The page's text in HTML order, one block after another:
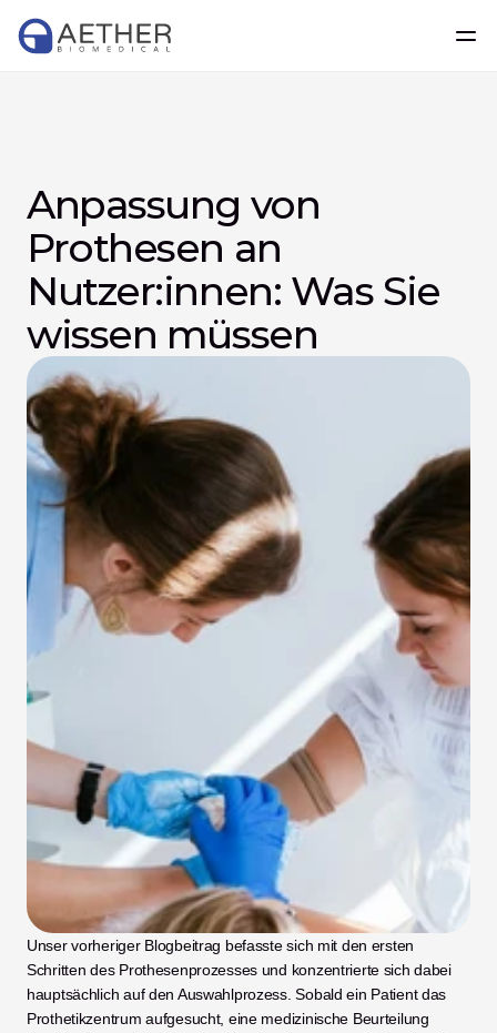
Anpassung von
Prothesen an
Nutzer:innen: Was Sie
wissen müssen
Unser vorheriger Blogbeitrag befasste sich mit den ersten
Schritten des Prothesenprozesses und konzentrierte sich dabei
hauptsächlich auf den Auswahlprozess. Sobald ein Patient das
Prothetikzentrum aufgesucht, eine medizinische Beurteilung